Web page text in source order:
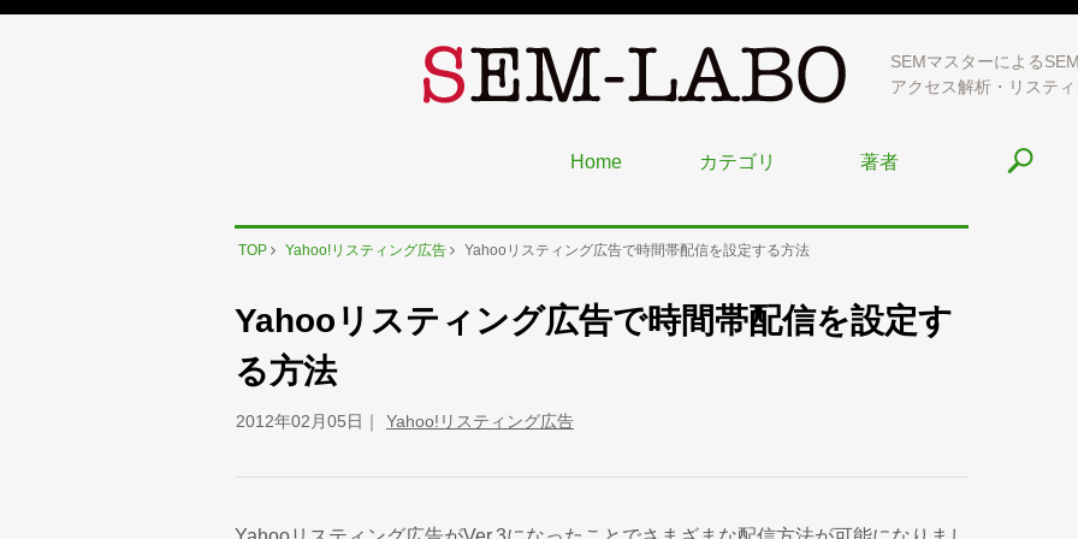
SEMマスターによる
アクセス解析・リステ
Home カテゴリ 著者
TOP Yahoo!リスティング広告 Yahooリスティング広告で時間帯配信を設定する方法
Yahooリスティング広告で時間帯配信を設定す
る方法
2012年02月05日 Yahoo!リスティング広告